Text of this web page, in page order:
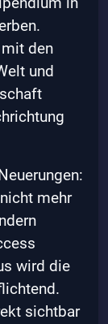
den
und
mehr
wird die
sichtbar